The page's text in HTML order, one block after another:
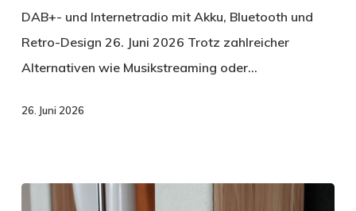
DAB+- und Internetradio mit Akku, Bluetooth und
Retro-Design 26. Juni 2026 Trotz zahlreicher
Alternativen wie Musikstreaming oder…
26. Juni 2026